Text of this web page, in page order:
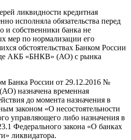
ликвидности кредитная
исполняла обязательства перед
и собственники банка не
мер по нормализации его
обстоятельствах Банком России
АКБ «БНКВ» (АО) с рынка
Банка России от 29.12.2016 №
назначена временная
до момента назначения в
законом «О несостоятельности
управляющего либо назначения в
Федерального закона «О банках
ликвидатора.